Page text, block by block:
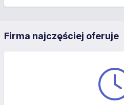
Firma najczęściej oferuje